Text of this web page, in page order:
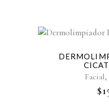
Facial,
$